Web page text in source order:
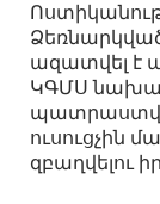
Ձեռնարկված
ազատվել է
ԿԳՄՍ
ուսուցչին
զբաղվելու